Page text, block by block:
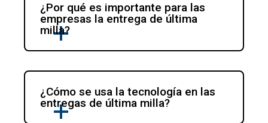
¿Por qué es importante para las
empresas la entrega de última
milla?
¿Cómo se usa la tecnología en las
entregas de última milla?